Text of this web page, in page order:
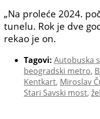
„Na proleće 2024.
tunelu. Rok je dve
rekao je on.
Tagovi: Autobuska
beogradski metro,
Kentkart, Miroslav
Stari Savski most,